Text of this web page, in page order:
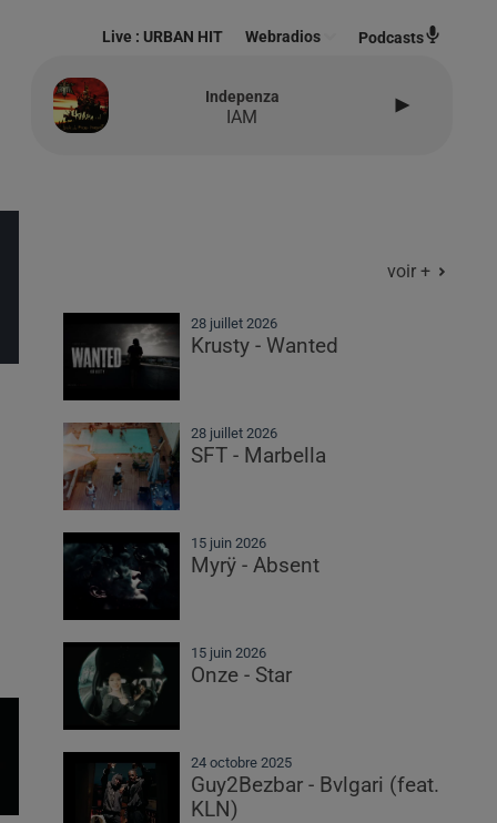
Live : URBAN HIT Webradios Podcasts
Indepenza
IAM
voir +
28 juillet 2026
Krusty - Wanted
28 juillet 2026
SFT - Marbella
15 juin 2026
Myrÿ - Absent
15 juin 2026
Onze - Star
24 octobre 2025
Guy2Bezbar - Bvlgari (feat.
KLN)